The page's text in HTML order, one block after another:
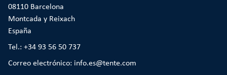
08110 Barcelona
Montcada y Reixach
España
Tel.: +34 93 56 50 737
Correo electrónico: info.es@tente.com